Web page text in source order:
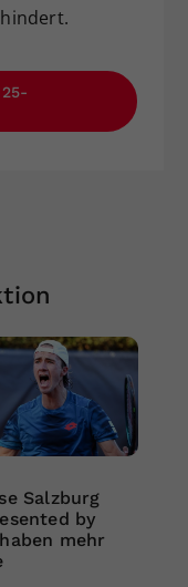
Salzburg
by
mehr